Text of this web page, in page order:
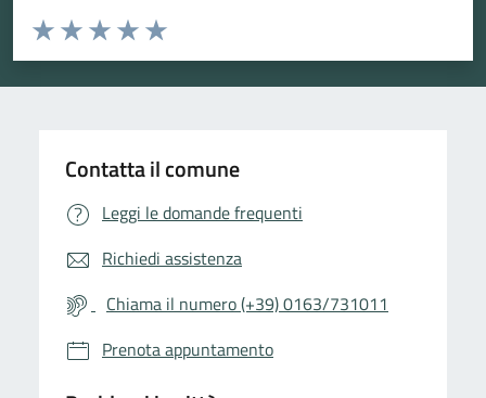
Valuta da 1 a 5 stelle la pagina
Valuta 5 stelle su 5
Valuta 4 stelle su 5
Valuta 3 stelle su 5
Valuta 2 stelle su 5
Valuta 1 stelle su 5
Contatta il comune
Leggi le domande frequenti
Richiedi assistenza
Chiama il numero (+39) 0163/731011
Prenota appuntamento